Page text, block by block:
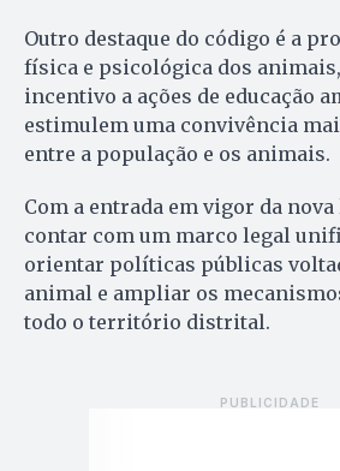
Outro destaque do código é a
física e psicológica dos
incentivo a ações de educação
estimulem uma convivência
entre a população e os animais.
Com a entrada em vigor da nova
contar com um marco legal
orientar políticas públicas
animal e ampliar os
todo o território distrital.